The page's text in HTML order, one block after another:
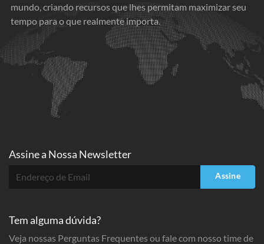
mundo, criando recursos que lhes permitam maximizar seu
tempo para o que realmente importa.
Assine a Nossa Newsletter
Assine
Tem alguma dúvida?
Veja nossas Perguntas Frequentes ou fale com nosso time de